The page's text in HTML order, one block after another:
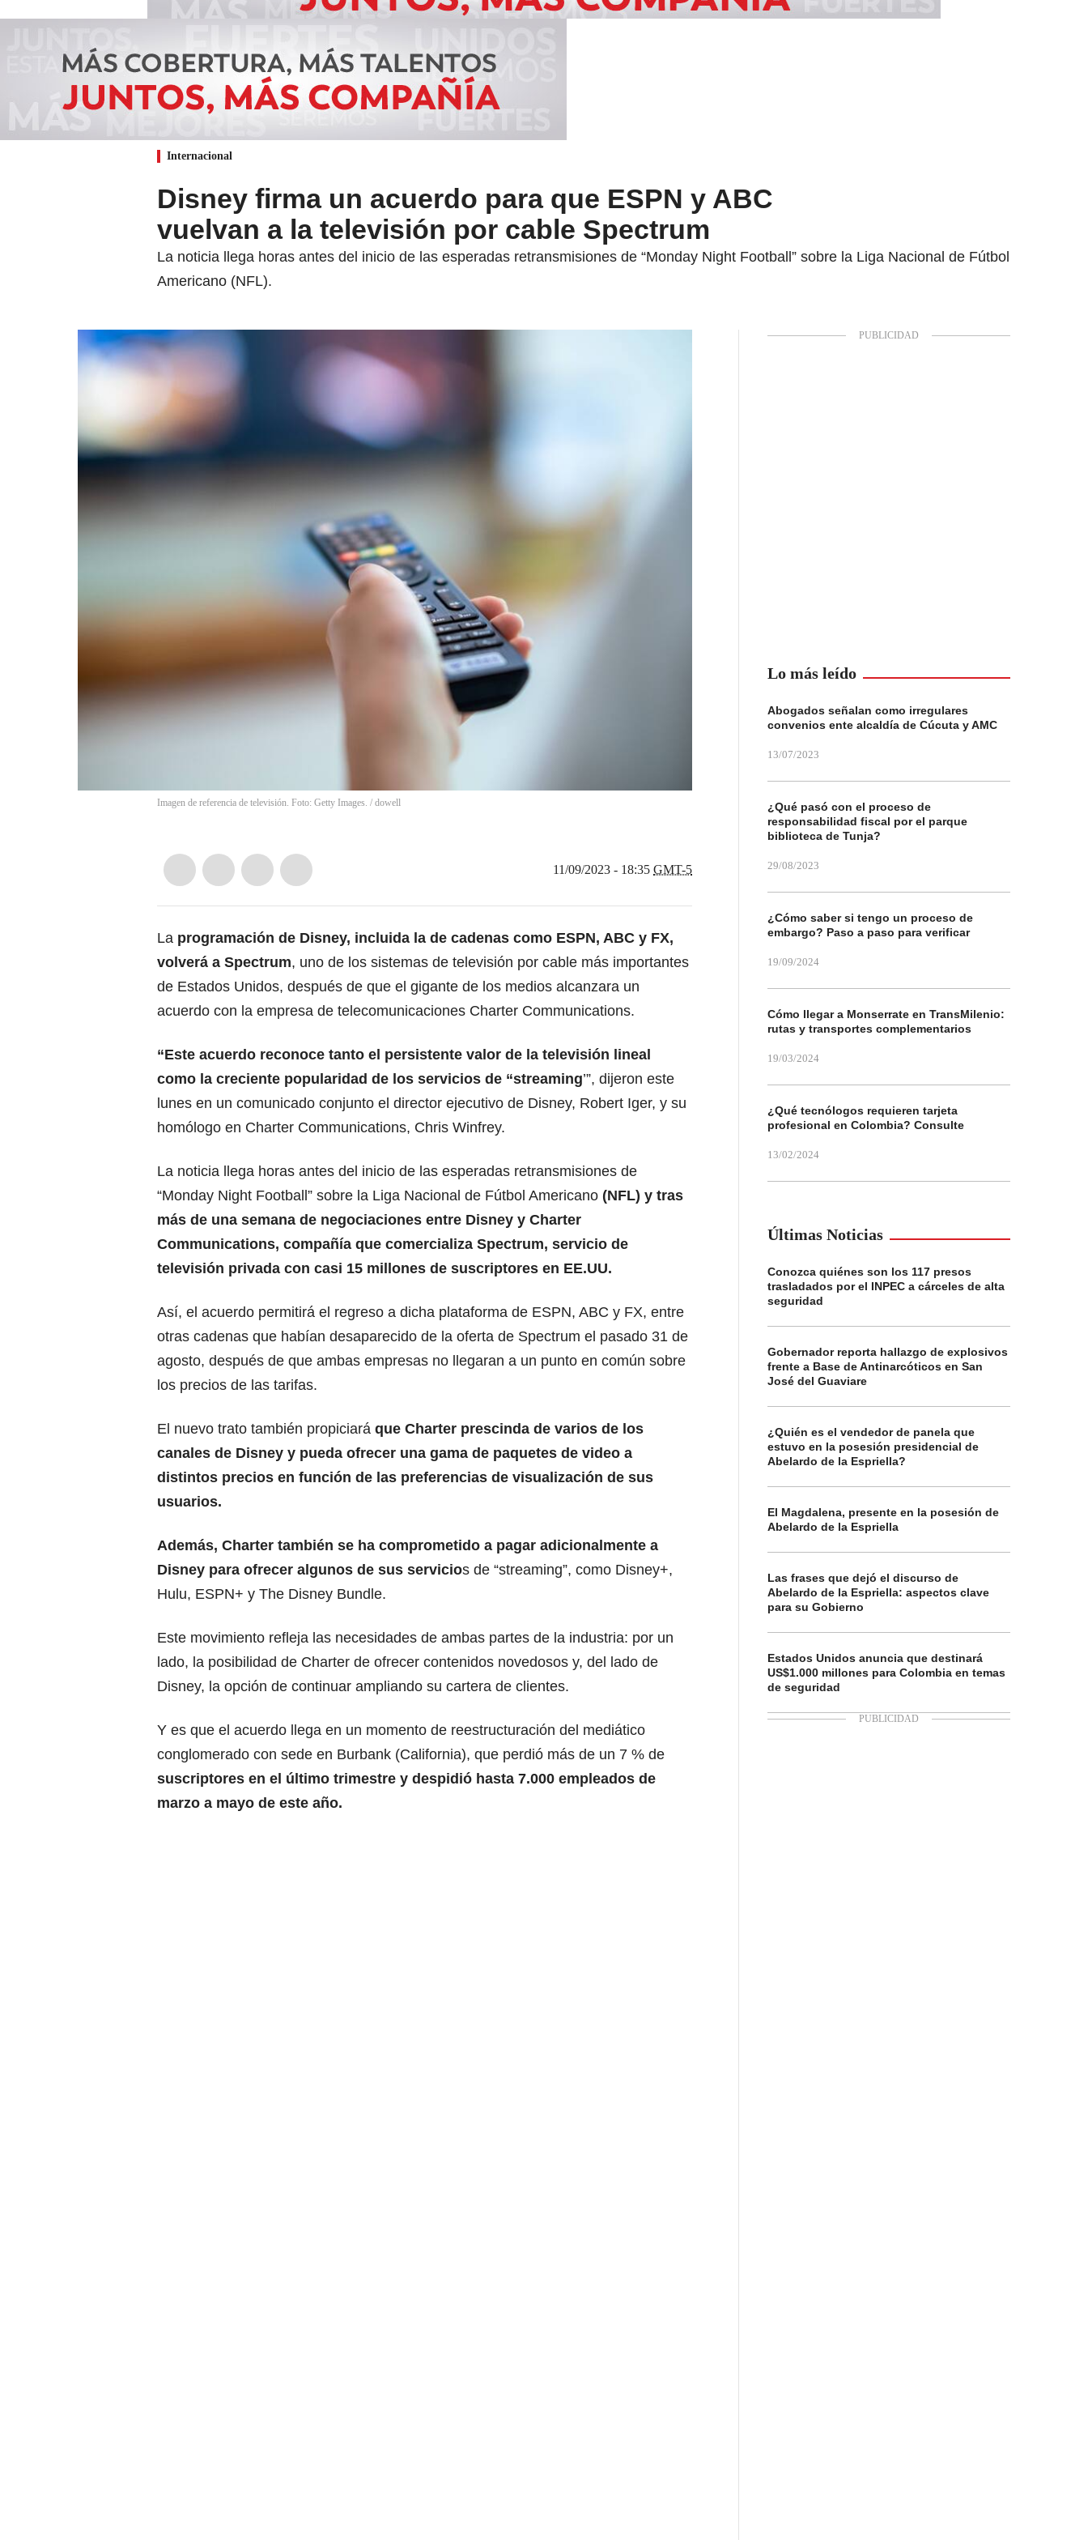
Internacional
Disney firma un acuerdo para que ESPN y ABC
vuelvan a la televisión por cable Spectrum
La noticia llega horas antes del inicio de las esperadas retransmisiones de “Monday Night Football” sobre la Liga Nacional de Fútbol
Americano (NFL).
Imagen de referencia de televisión. Foto: Getty Images. / dowell
11/09/2023 - 18:35 GMT-5
La programación de Disney, incluida la de cadenas como ESPN, ABC y FX,
volverá a Spectrum, uno de los sistemas de televisión por cable más importantes
de Estados Unidos, después de que el gigante de los medios alcanzara un
acuerdo con la empresa de telecomunicaciones Charter Communications.
“Este acuerdo reconoce tanto el persistente valor de la televisión lineal
como la creciente popularidad de los servicios de “streaming’”, dijeron este
lunes en un comunicado conjunto el director ejecutivo de Disney, Robert Iger, y su
homólogo en Charter Communications, Chris Winfrey.
La noticia llega horas antes del inicio de las esperadas retransmisiones de
“Monday Night Football” sobre la Liga Nacional de Fútbol Americano (NFL) y tras
más de una semana de negociaciones entre Disney y Charter
Communications, compañía que comercializa Spectrum, servicio de
televisión privada con casi 15 millones de suscriptores en EE.UU.
Así, el acuerdo permitirá el regreso a dicha plataforma de ESPN, ABC y FX, entre
otras cadenas que habían desaparecido de la oferta de Spectrum el pasado 31 de
agosto, después de que ambas empresas no llegaran a un punto en común sobre
los precios de las tarifas.
El nuevo trato también propiciará que Charter prescinda de varios de los
canales de Disney y pueda ofrecer una gama de paquetes de video a
distintos precios en función de las preferencias de visualización de sus
usuarios.
Además, Charter también se ha comprometido a pagar adicionalmente a
Disney para ofrecer algunos de sus servicios de “streaming”, como Disney+,
Hulu, ESPN+ y The Disney Bundle.
Este movimiento refleja las necesidades de ambas partes de la industria: por un
lado, la posibilidad de Charter de ofrecer contenidos novedosos y, del lado de
Disney, la opción de continuar ampliando su cartera de clientes.
Y es que el acuerdo llega en un momento de reestructuración del mediático
conglomerado con sede en Burbank (California), que perdió más de un 7 % de
suscriptores en el último trimestre y despidió hasta 7.000 empleados de
marzo a mayo de este año.
Lo más leído
Abogados señalan como irregulares
convenios ente alcaldía de Cúcuta y AMC
13/07/2023
¿Qué pasó con el proceso de
responsabilidad fiscal por el parque
biblioteca de Tunja?
29/08/2023
¿Cómo saber si tengo un proceso de
embargo? Paso a paso para verificar
19/09/2024
Cómo llegar a Monserrate en TransMilenio:
rutas y transportes complementarios
19/03/2024
¿Qué tecnólogos requieren tarjeta
profesional en Colombia? Consulte
13/02/2024
Últimas Noticias
Conozca quiénes son los 117 presos
trasladados por el INPEC a cárceles de alta
seguridad
Gobernador reporta hallazgo de explosivos
frente a Base de Antinarcóticos en San
José del Guaviare
¿Quién es el vendedor de panela que
estuvo en la posesión presidencial de
Abelardo de la Espriella?
El Magdalena, presente en la posesión de
Abelardo de la Espriella
Las frases que dejó el discurso de
Abelardo de la Espriella: aspectos clave
para su Gobierno
Estados Unidos anuncia que destinará
US$1.000 millones para Colombia en temas
de seguridad